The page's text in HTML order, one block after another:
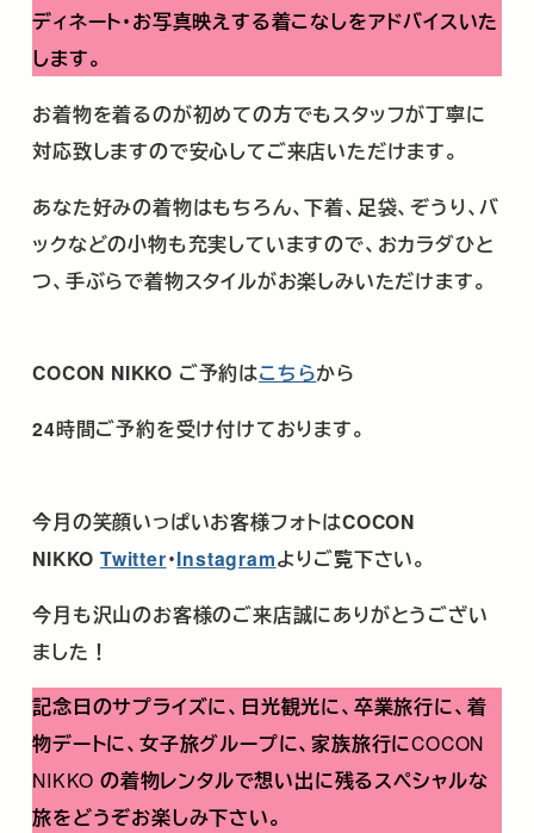
ディネート・お写真映えする着こなしをアドバイスいた
します。
お着物を着るのが初めての方でもスタッフが丁寧に
対応致しますので安心してご来店いただけます。
あなた好みの着物はもちろん、下着、足袋、ぞうり、バ
ックなどの小物も充実していますので、おカラダひと
つ、手ぶらで着物スタイルがお楽しみいただけます。
COCON NIKKO ご予約はこちらから
24時間ご予約を受け付けております。
今月の笑顔いっぱいお客様フォトはCOCON
NIKKO Twitter･Instagramよりご覧下さい。
今月も沢山のお客様のご来店誠にありがとうござい
ました！
記念日のサプライズに、日光観光に、卒業旅行に、着
物デートに、女子旅グループに、家族旅行にCOCON
NIKKO の着物レンタルで想い出に残るスペシャルな
旅をどうぞお楽しみ下さい。